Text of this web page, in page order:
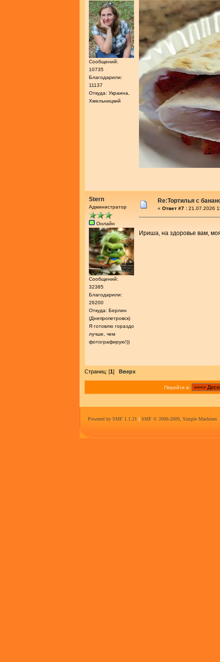
Сообщений:
10735
Благодарили:
11137
Откуда: Украина,
Хмельницкий
Stern
Администратор
Онлайн
Сообщений:
32385
Благодарили:
26200
Откуда: Берлин
(Днепропетровск)
Я готовлю гораздо
лучше, чем
фотографирую!))
Re:Тортилья с
« Ответ #7 : 21.07.2026
Ириша, на здоровье вам,
Страниц: [1] Вверх
Перейти в:
Powered by SMF 1.1.21 | SMF © 2006-2009, Simple Machines